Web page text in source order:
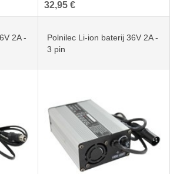
32,95 €
2A -
Polnilec Li-ion baterij 36V 2A -
3 pin